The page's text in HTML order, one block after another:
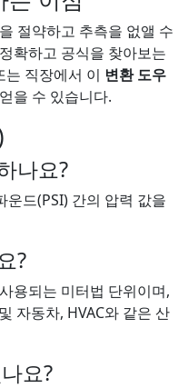
절약하고 추측을 없앨 수
확하고 공식을 찾아보는
는 직장에서 이 변환 도우
을 수 있습니다.
나요?
드(PSI) 간의 압력 값을
?
용되는 미터법 단위이며,
자동차, HVAC와 같은 산
요?